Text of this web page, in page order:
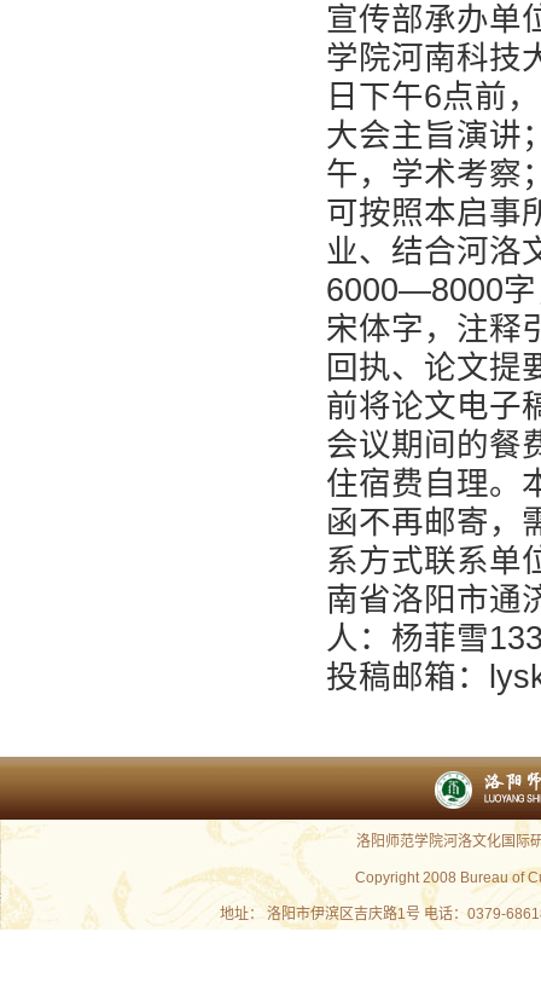
宣传部承办单
学院河南科技
日下午6点前
大会主旨演讲
午，学术考察
可按照本启事
业、结合河洛
6000—8000字
宋体字，注释
回执、论文提
前将论文电子
会议期间的餐
住宿费自理。
函不再邮寄，
系方式联系单
南省洛阳市通
人：杨菲雪
投稿邮箱：
洛阳师范学院河洛文化国
Copyright 2008 Bureau of
地址： 洛阳市伊滨区吉庆路1号 电话：0379-